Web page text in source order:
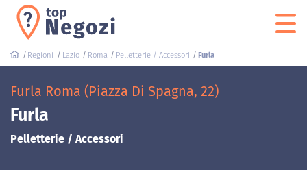
Regioni Lazio Roma Pelletterie / Accessori Furla
Furla Roma (Piazza Di Spagna, 22)
Furla
Pelletterie / Accessori